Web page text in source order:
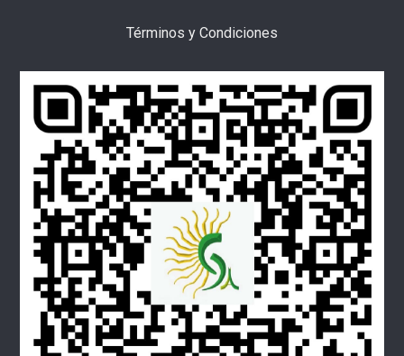
Términos y Condiciones